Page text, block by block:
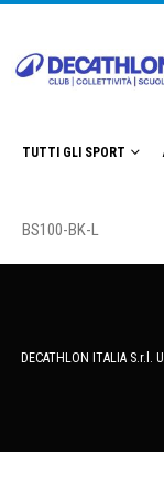
TUTTI GLI SPORT
BS100-BK-L
DECATHLON ITALIA